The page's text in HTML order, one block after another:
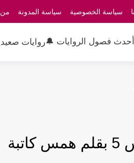
سياسة الخصوصية سياسة المدونة
أحدث فصول الروايات 🔔روايات